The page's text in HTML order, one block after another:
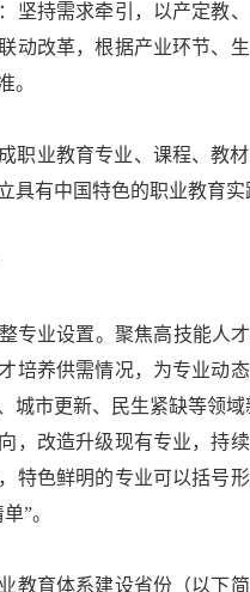
持需求牵引，以产定教、
动改革，根据产业环节、
。
业教育专业、课程、教材
具有中国特色的职业教育
业设置。聚焦高技能人才
培养供需情况，为专业动
城市更新、民生紧缺等领
，改造升级现有专业，持
特色鲜明的专业可以括号
”。
育体系建设省份（以下简